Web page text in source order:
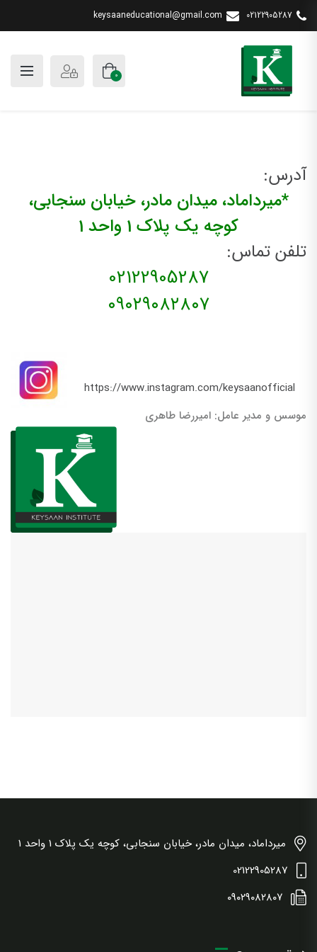
02122905287
keysaaneducational@gmail.com
0
آدرس:
*میرداماد، میدان مادر، خیابان سنجابی،
کوچه یک پلاک 1 واحد 1
تلفن تماس:
02122905287
۰۹۰۲۹۰۸۲۸۰۷
https://www.instagram.com/keysaanofficial
موسس و مدیر عامل: امیررضا طاهری
میرداماد، میدان مادر، خیابان سنجابی، کوچه یک پلاک 1 واحد 1
02122905287
۰۹۰۲۹۰۸۲۸۰۷